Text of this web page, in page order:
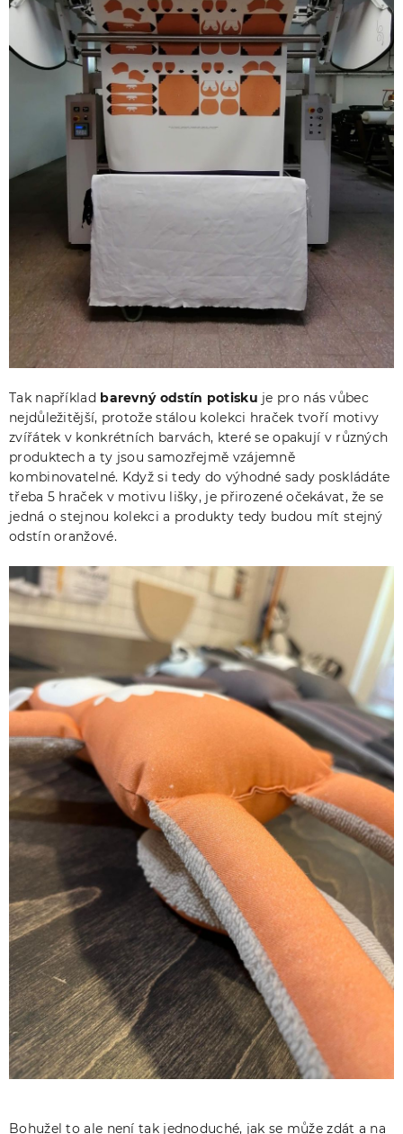
Tak například barevný odstín potisku je pro nás vůbec
nejdůležitější, protože stálou kolekci hraček tvoří motivy
zvířátek v konkrétních barvách, které se opakují v různých
produktech a ty jsou samozřejmě vzájemně
kombinovatelné. Když si tedy do výhodné sady poskládáte
třeba 5 hraček v motivu lišky, je přirozené očekávat, že se
jedná o stejnou kolekci a produkty tedy budou mít stejný
odstín oranžové.
Bohužel to ale není tak jednoduché, jak se může zdát a na